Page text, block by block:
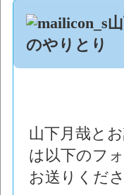
のやりとり
山下月哉と
は以下のフ
お送りくださ